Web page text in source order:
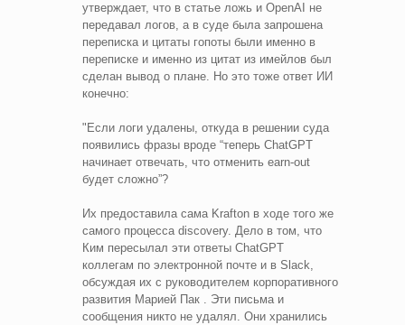
утверждает, что в статье ложь и OpenAI не
передавал логов, а в суде была запрошена
переписка и цитаты гопоты были именно в
переписке и именно из цитат из имейлов был
сделан вывод о плане. Но это тоже ответ ИИ
конечно:
"Если логи удалены, откуда в решении суда
появились фразы вроде “теперь ChatGPT
начинает отвечать, что отменить earn-out
будет сложно”?
Их предоставила сама Krafton в ходе того же
самого процесса discovery. Дело в том, что
Ким пересылал эти ответы ChatGPT
коллегам по электронной почте и в Slack,
обсуждая их с руководителем корпоративного
развития Марией Пак . Эти письма и
сообщения никто не удалял. Они хранились